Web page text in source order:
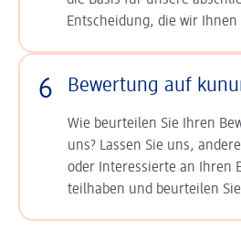
Entscheidung, die wir
6 Bewertung auf
Wie beurteilen Sie Ihren
uns? Lassen Sie uns,
oder Interessierte an Ihren
teilhaben und beurteilen